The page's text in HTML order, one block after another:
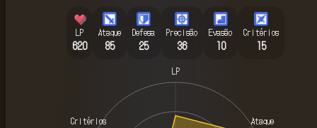
LP
620
Ataque
85
Defesa
25
Precisão
36
Evasão
10
Critérios
15
LP
Ataque
Critérios